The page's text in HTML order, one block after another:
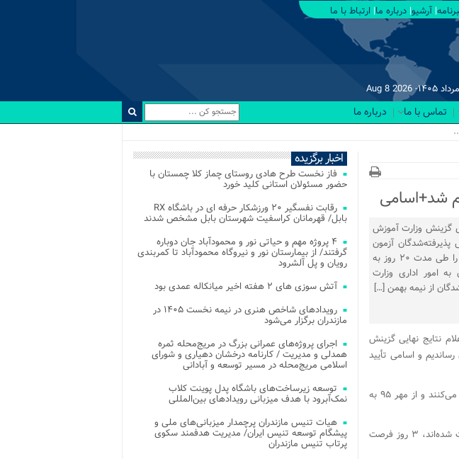
آرشیو درباره ما ارتباط با ما
Aug 8 2026
تماس با ما درباره ما
شد+اسامی
گزینش وزارت آموزش
پذیرفته‌شدگان آزمون
استخدامی، اظهار داشت: کار گزینش این افراد را طی مدت ۲۰ روز به
امور اداری وزارت
از نیمه بهمن […]
نتایج نهایی گزینش
کار گزینش این افراد را طی مدت ۲۰ روز به پایان رساندیم و اسامی تأیید
وی افزود: پذیرفته شدگان از نیمه بهمن کلاس‌های آموزش معلمی را در دانشگاه فرهنگیان آغاز می‌کنند و از مهر ۹۵ به
مدیر کل دبیرخانه هیأت مرکزی گزینش وزارت آموزش و پرورش گفت: داوطلبانی که رد صلاحیت شده‌اند، ۳ روز فرصت
اخبار برگزیده
فاز نخست طرح هادی روستای چماز کلا چمستان با
حضور مسئولان استانی کلید خورد
رقابت نفسگیر ۲۰ ورزشکار حرفه ای در باشگاه RX
بابل/ قهرمانان کراسفیت شهرستان بابل مشخص شدند
۴ پروژه مهم و حیاتی نور و محمودآباد جان دوباره
گرفتند/ از بیمارستان نور و نیروگاه محمودآباد تا کمربندی
رویان و پل آلشرود
آتش‌ سوزی‌ های ۲ هفته اخیر میانکاله عمدی بود
رویدادهای شاخص هنری در نیمه نخست ۱۴۰۵ در
مازندران برگزار می‌شود
اجرای پروژه‌های عمرانی بزرگ در مریج‌محله ثمره
همدلی و مدیریت / کارنامه درخشان دهیاری و شورای
اسلامی مریج‌محله در مسیر توسعه و آبادانی
توسعه زیرساخت‌های باشگاه پدل پوینت کلاب
نمک‌آبرود با هدف میزبانی رویدادهای بین‌المللی
هیات تنیس مازندران پرچمدار میزبانی‌های ملی و
پیشگام توسعه تنیس ایران/ مدیریت هدفمند سکوی
پرتاب تنیس مازندران